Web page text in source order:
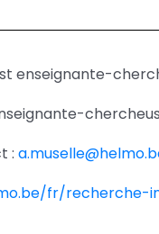
enseignante-
:
fr/recherche-